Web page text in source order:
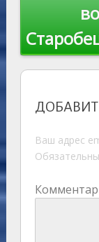
Ваш адрес